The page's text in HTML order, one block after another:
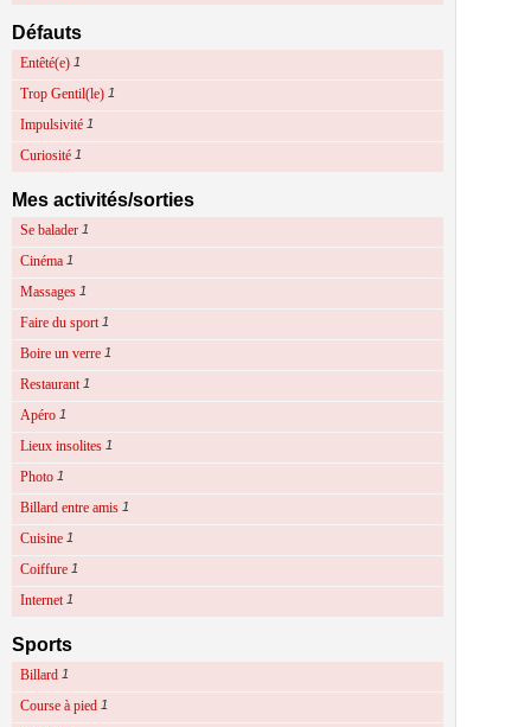
Défauts
Entêté(e) 1
Trop Gentil(le) 1
Impulsivité 1
Curiosité 1
Mes activités/sorties
Se balader 1
Cinéma 1
Massages 1
Faire du sport 1
Boire un verre 1
Restaurant 1
Apéro 1
Lieux insolites 1
Photo 1
Billard entre amis 1
Cuisine 1
Coiffure 1
Internet 1
Sports
Billard 1
Course à pied 1